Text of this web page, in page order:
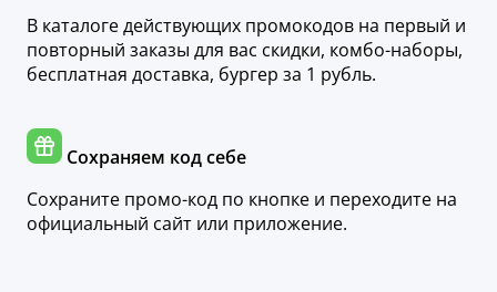
В каталоге действующих промокодов на первый и
повторный заказы для вас скидки, комбо-наборы,
бесплатная доставка, бургер за 1 рубль.
Сохраняем код себе
Сохраните промо-код по кнопке и переходите на
официальный сайт или приложение.